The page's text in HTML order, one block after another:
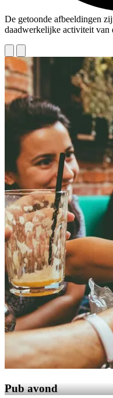
De getoonde afbeeldingen
daadwerkelijke activiteit van
Pub avond